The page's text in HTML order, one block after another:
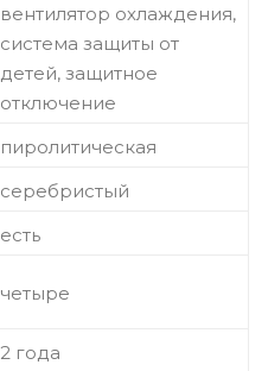
вентилятор охлаждения,
система защиты от
детей, защитное
отключение
пиролитическая
серебристый
есть
четыре
2 года